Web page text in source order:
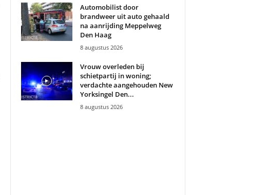
Automobilist door
brandweer uit auto gehaald
na aanrijding Meppelweg
Den Haag
8 augustus 2026
Vrouw overleden bij
schietpartij in woning;
verdachte aangehouden New
Yorksingel Den...
8 augustus 2026